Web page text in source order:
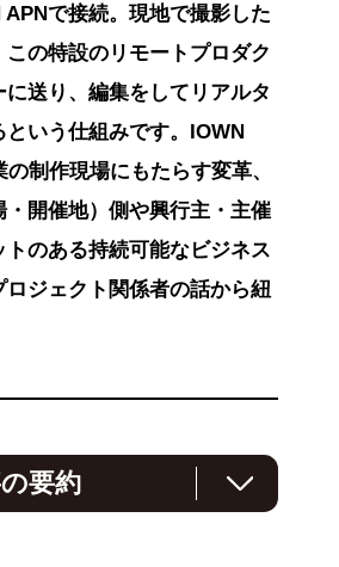
APNで接続。現地で撮影した
この特設のリモートプロダク
に送り、編集をしてリアルタ
という仕組みです。IOWN
制作現場にもたらす変革、
・開催地）側や興行主・主催
トのある持続可能なビジネス
ジェクト関係者の話から紐
要約
国内最大級となる非圧縮・低遅